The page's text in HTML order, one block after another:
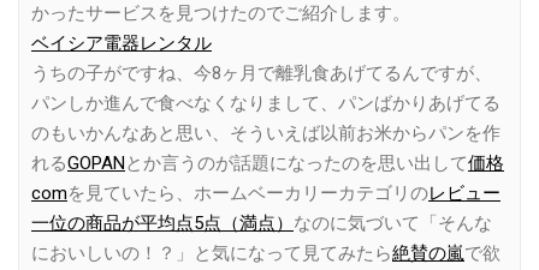
かったサービスを見つけたのでご紹介します。
ベイシア電器レンタル
うちの子がですね、今8ヶ月で離乳食あげてるんですが、
パンしか進んで食べなくなりまして、パンばかりあげてる
のもいかんなあと思い、そういえば以前お米からパンを作
れるGOPANとか言うのが話題になったのを思い出して価格
comを見ていたら、ホームベーカリーカテゴリのレビュー
一位の商品が平均点5点（満点） なのに気づいて「そんな
においしいの！？」と気になって見てみたら絶賛の嵐で欲